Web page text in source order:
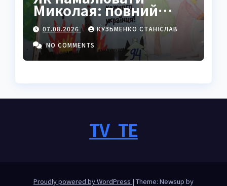
Миколая: повний
покроковий гайд з
секретами майстрів
07.08.2026
КУЗЬМЕНКО СТАНІСЛАВ
NO COMMENTS
TV_TE
Proudly powered by WordPress | Theme: Newsup by